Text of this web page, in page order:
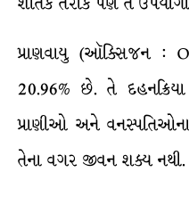
પ્રાણવાયુ (ઑક્સિજન : O
20.96% છે. તે
પ્રાણીઓ અને
તેના વગર જીવન શક્ય